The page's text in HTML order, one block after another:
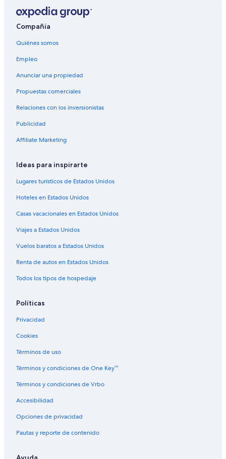
Hoteles en Vieques
Villas en Vieques
Hoteles cerca de Playa Caracas
Hoteles en Villa Borinquen
Hoteles en Puerto Ferro
Compañía
Quiénes somos
Empleo
Anunciar una propiedad
Propuestas comerciales
Relaciones con los inversionistas
Publicidad
Affiliate Marketing
Ideas para inspirarte
Lugares turísticos de Estados Unidos
Hoteles en Estados Unidos
Casas vacacionales en Estados Unidos
Viajes a Estados Unidos
Vuelos baratos a Estados Unidos
Renta de autos en Estados Unidos
Todos los tipos de hospedaje
Políticas
Privacidad
Cookies
Términos de uso
Términos y condiciones de One Key™
Términos y condiciones de Vrbo
Accesibilidad
Opciones de privacidad
Pautas y reporte de contenido